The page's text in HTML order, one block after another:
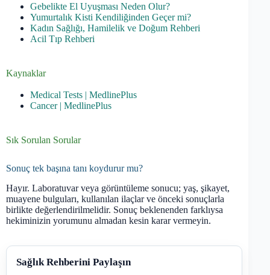
Gebelikte El Uyuşması Neden Olur?
Yumurtalık Kisti Kendiliğinden Geçer mi?
Kadın Sağlığı, Hamilelik ve Doğum Rehberi
Acil Tıp Rehberi
Kaynaklar
Medical Tests | MedlinePlus
Cancer | MedlinePlus
Sık Sorulan Sorular
Sonuç tek başına tanı koydurur mu?
Hayır. Laboratuvar veya görüntüleme sonucu; yaş, şikayet,
muayene bulguları, kullanılan ilaçlar ve önceki sonuçlarla
birlikte değerlendirilmelidir. Sonuç beklenenden farklıysa
hekiminizin yorumunu almadan kesin karar vermeyin.
Sağlık Rehberini Paylaşın